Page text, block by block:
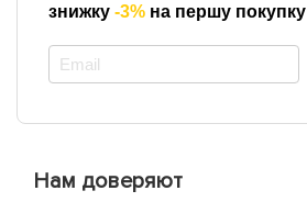
знижку -3% на першу покупку
Нам доверяют